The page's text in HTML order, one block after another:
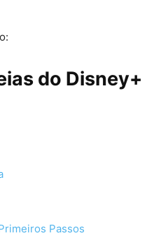
do Disney+
Passos